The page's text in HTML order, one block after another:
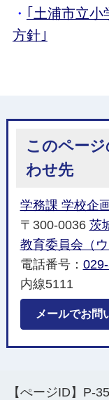
・ ｢土浦市立
方針｣
このペー
わせ先
学務課 学校企
〒300-0036 茨
教育委員会（
電話番号：
内線5111
メールでお問
【ぺージID】 P-